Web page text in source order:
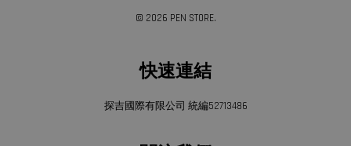
© 2026 PEN STORE.
快速連結
探吉國際有限公司 統編52713486